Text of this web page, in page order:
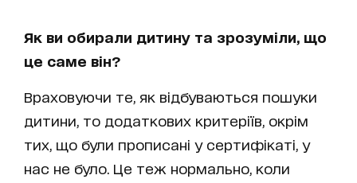
Як ви обирали дитину та зрозуміли, що
це саме він?
Враховуючи те, як відбуваються пошуки
дитини, то додаткових критеріїв, окрім
тих, що були прописані у сертифікаті, у
нас не було. Це теж нормально, коли